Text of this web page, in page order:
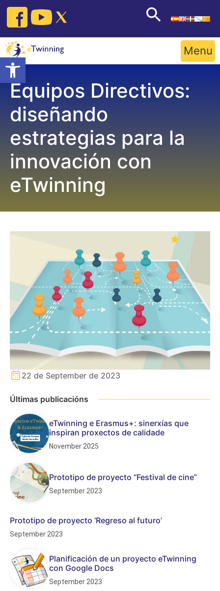
Open toolbar
Skip
content
Menu
Equipos Directivos:
diseñando
estrategias para la
innovación con
eTwinning
22 de September de 2023
Últimas publicacións
eTwinning e Erasmus+: sinerxías que
inspiran proxectos de calidade
November 2025
Prototipo de proyecto “Festival de cine”
September 2023
Prototipo de proyecto ‘Regreso al futuro’
September 2023
Planificación de un proyecto eTwinning
con Google Docs
September 2023